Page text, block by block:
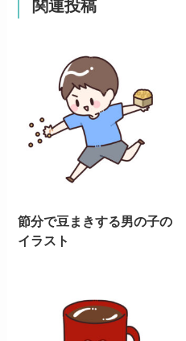
関連投稿
節分で豆まきする男の子の
イラスト